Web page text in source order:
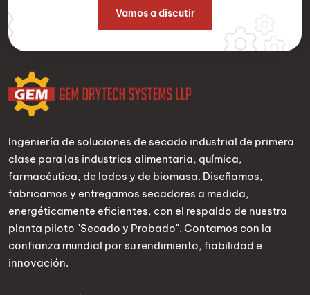
Vamos a discutir
Ingeniería de soluciones de secado industrial de primera
clase para las industrias alimentaria, química,
farmacéutica, de lodos y de biomasa. Diseñamos,
fabricamos y entregamos secadores a medida,
energéticamente eficientes, con el respaldo de nuestra
planta piloto "Secado y Probado". Contamos con la
confianza mundial por su rendimiento, fiabilidad e
innovación.